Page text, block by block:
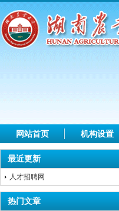
网站首页 机构设置
最近更新
人才招聘网
热门文章